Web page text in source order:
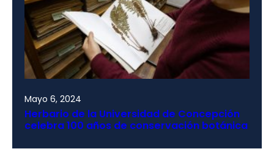
Mayo 6, 2024
Herbario de la Universidad de Concepción
celebra 100 años de conservación botánica